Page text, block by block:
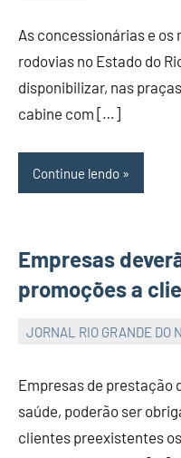
GRANDE
DO
NORTE
As concessionárias e
rodovias no Estado do
disponibilizar, nas
cabine com […]
Continue lendo
Empresas
promoções a
JORNAL RIO GRANDE DO
GRANDE
DO
NORTE
Empresas de prestação
saúde, poderão ser
clientes preexistentes